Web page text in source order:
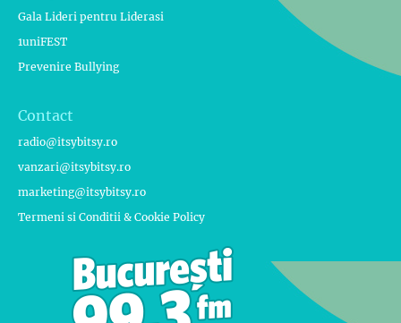
Gala Lideri pentru Liderasi
1uniFEST
Prevenire Bullying
Contact
radio@itsybitsy.ro
vanzari@itsybitsy.ro
marketing@itsybitsy.ro
Termeni si Conditii & Cookie Policy